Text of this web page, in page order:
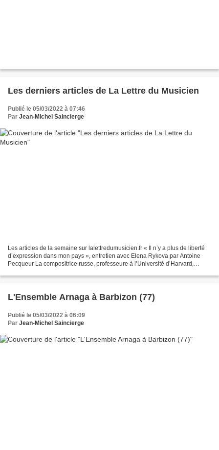
Les derniers articles de La Lettre du Musicien
Publié le 05/03/2022 à 07:46
Par Jean-Michel Saincierge
Les articles de la semaine sur lalettredumusicien.fr « Il n’y a plus de liberté
d’expression dans mon pays », entretien avec Elena Rykova par Antoine
Pecqueur La compositrice russe, professeure à l’Université d’Harvard,
L'Ensemble Arnaga à Barbizon (77)
Publié le 05/03/2022 à 06:09
Par Jean-Michel Saincierge